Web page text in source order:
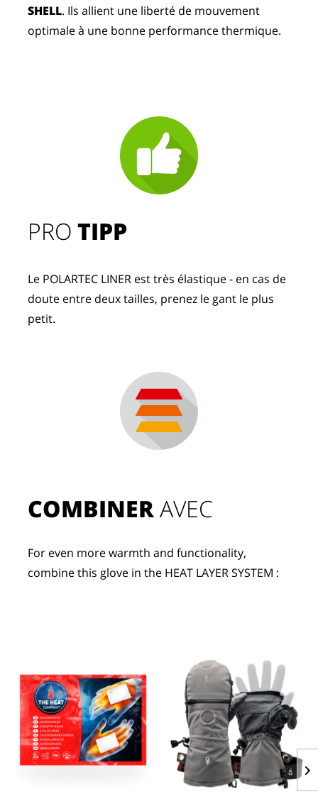
PROTIPP
Le POLARTEC LINER est très élastique - en cas de
doute entre deux tailles, prenez le gant le plus
petit.
SHELL. Ils allient une liberté de mouvement
optimale à une bonne performance thermique.
COMBINER AVEC
For even more warmth and functionality,
combine this glove in the HEAT LAYER SYSTEM :